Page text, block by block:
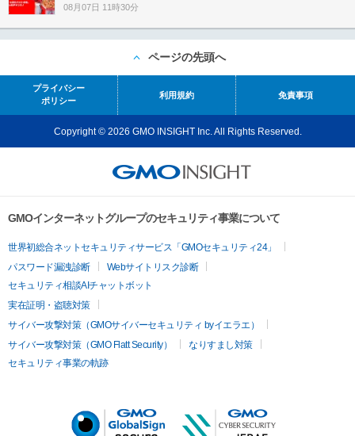
08月07日 11時30分
ページの先頭へ
プライバシー
ポリシー
利用規約 免責事項
Copyright © 2026 GMO INSIGHT Inc. All Rights Reserved.
GMOインターネットグループのセキュリティ事業について
世界初総合ネットセキュリティサービス「GMOセキュリティ24」
パスワード漏洩診断
Webサイトリスク診断
セキュリティ相談AIチャットボット
実在証明・盗聴対策
サイバー攻撃対策（GMOサイバーセキュリティ byイエラエ）
サイバー攻撃対策（GMO Flatt Security）
なりすまし対策
セキュリティ事業の軌跡